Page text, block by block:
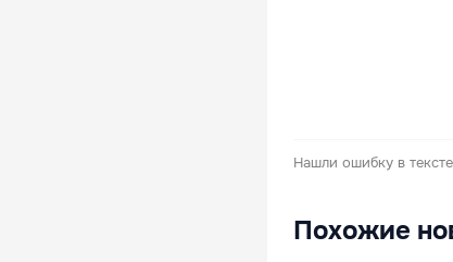
Нашли ошибку в
Похожие